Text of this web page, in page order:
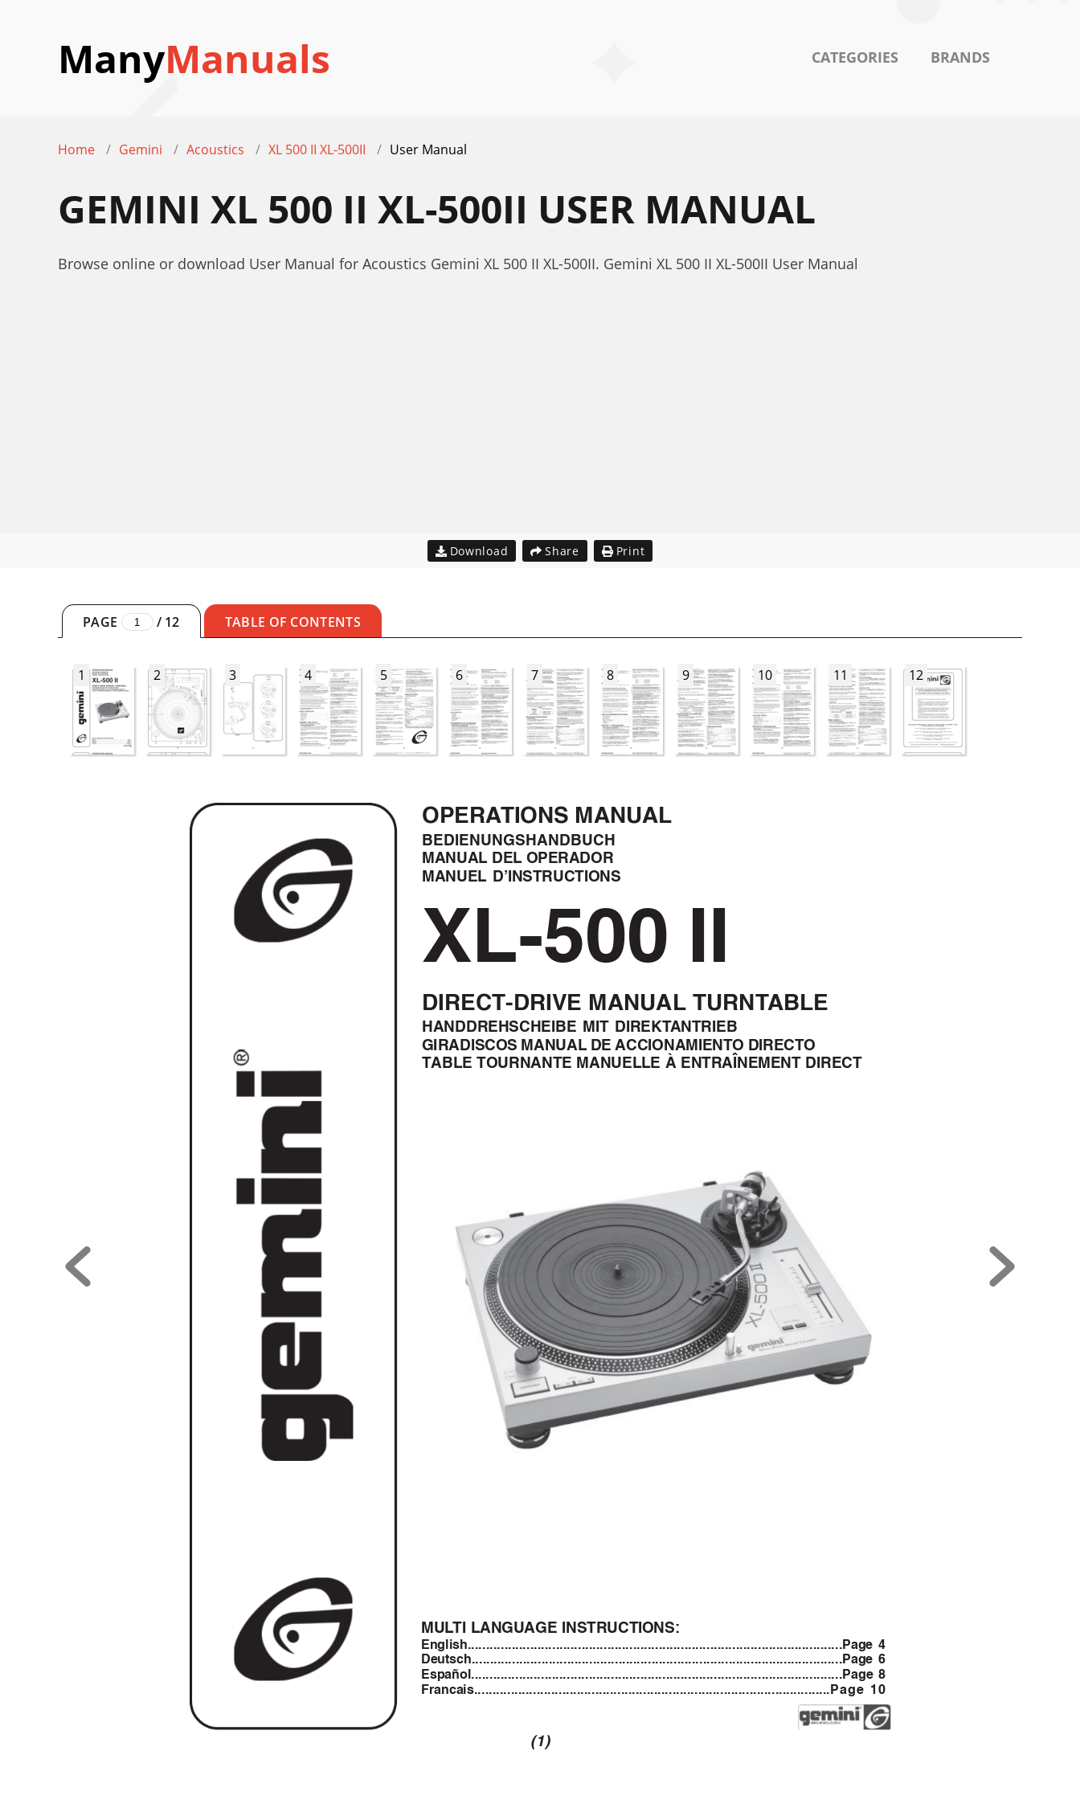
ManyManuals CATEGORIES BRANDS
Home Gemini Acoustics XL 500 II XL-500II User Manual
GEMINI XL 500 II XL-500II USER MANUAL
Browse online or download User Manual for Acoustics Gemini XL 500 II XL-500II. Gemini XL 500 II XL-500II User Manual
Download Share Print
PAGE /12 TABLE OF CONTENTS
1 2 3 4 5 6 7 8 9 10 11 12
(1)
OPERATIONS MANUAL
BEDIENUNGSHANDBUCH
MANUAL DEL OPERADOR
MANUEL D’INSTRUCTIONS
XL-500 II
DIRECT-DRIVE MANUAL TURNTABLE
HANDDREHSCHEIBE MIT DIREKTANTRIEB
GIRADISCOS MANUAL DE ACCIONAMIENTO DIRECTO
TABLE TOURNANTE MANUELLE À ENTRAÎNEMENT DIRECT
MULTI LANGUAGE INSTRUCTIONS:
English......................................................................................................Page 4
Deutsch.....................................................................................................Page 6
Español.....................................................................................................Page 8
Francais................................................................................................. Page 10